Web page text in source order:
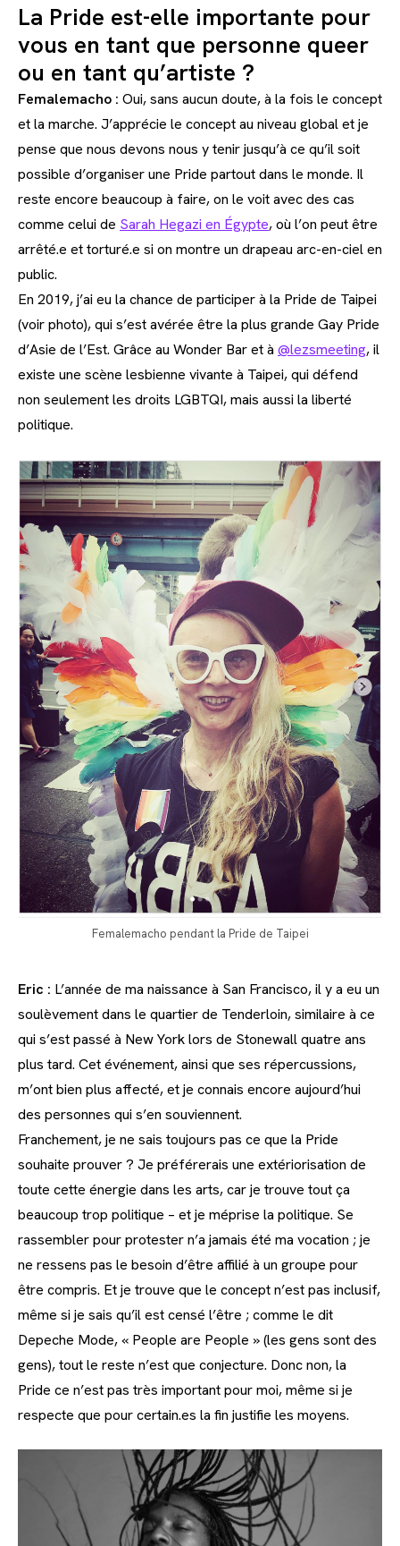
La Pride est-elle importante pour
vous en tant que personne queer
ou en tant qu’artiste ?
Femalemacho : Oui, sans aucun doute, à la fois le concept
et la marche. J’apprécie le concept au niveau global et je
pense que nous devons nous y tenir jusqu’à ce qu’il soit
possible d’organiser une Pride partout dans le monde. Il
reste encore beaucoup à faire, on le voit avec des cas
comme celui de Sarah Hegazi en Égypte, où l’on peut être
arrêté.e et torturé.e si on montre un drapeau arc-en-ciel en
public.
En 2019, j’ai eu la chance de participer à la Pride de Taipei
(voir photo), qui s’est avérée être la plus grande Gay Pride
d’Asie de l’Est. Grâce au Wonder Bar et à @lezsmeeting, il
existe une scène lesbienne vivante à Taipei, qui défend
non seulement les droits LGBTQI, mais aussi la liberté
politique.
Femalemacho pendant la Pride de Taipei
Eric : L’année de ma naissance à San Francisco, il y a eu un
soulèvement dans le quartier de Tenderloin, similaire à ce
qui s’est passé à New York lors de Stonewall quatre ans
plus tard. Cet événement, ainsi que ses répercussions,
m’ont bien plus affecté, et je connais encore aujourd’hui
des personnes qui s’en souviennent.
Franchement, je ne sais toujours pas ce que la Pride
souhaite prouver ? Je préférerais une extériorisation de
toute cette énergie dans les arts, car je trouve tout ça
beaucoup trop politique – et je méprise la politique. Se
rassembler pour protester n’a jamais été ma vocation ; je
ne ressens pas le besoin d’être affilié à un groupe pour
être compris. Et je trouve que le concept n’est pas inclusif,
même si je sais qu’il est censé l’être ; comme le dit
Depeche Mode, « People are People » (les gens sont des
gens), tout le reste n’est que conjecture. Donc non, la
Pride ce n’est pas très important pour moi, même si je
respecte que pour certain.es la fin justifie les moyens.